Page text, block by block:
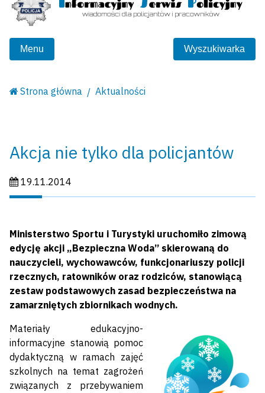
Menu Wyszukiwarka
Strona główna Aktualności
Akcja nie tylko dla policjantów
Data publikacji:
19.11.2014
Ministerstwo Sportu i Turystyki uruchomiło zimową
edycję akcji „Bezpieczna Woda” skierowaną do
nauczycieli, wychowawców, funkcjonariuszy policji
rzecznych, ratowników oraz rodziców, stanowiącą
zestaw podstawowych zasad bezpieczeństwa na
zamarzniętych zbiornikach wodnych.
Materiały edukacyjno-
informacyjne stanowią pomoc
dydaktyczną w ramach zajęć
szkolnych na temat zagrożeń
związanych z przebywaniem